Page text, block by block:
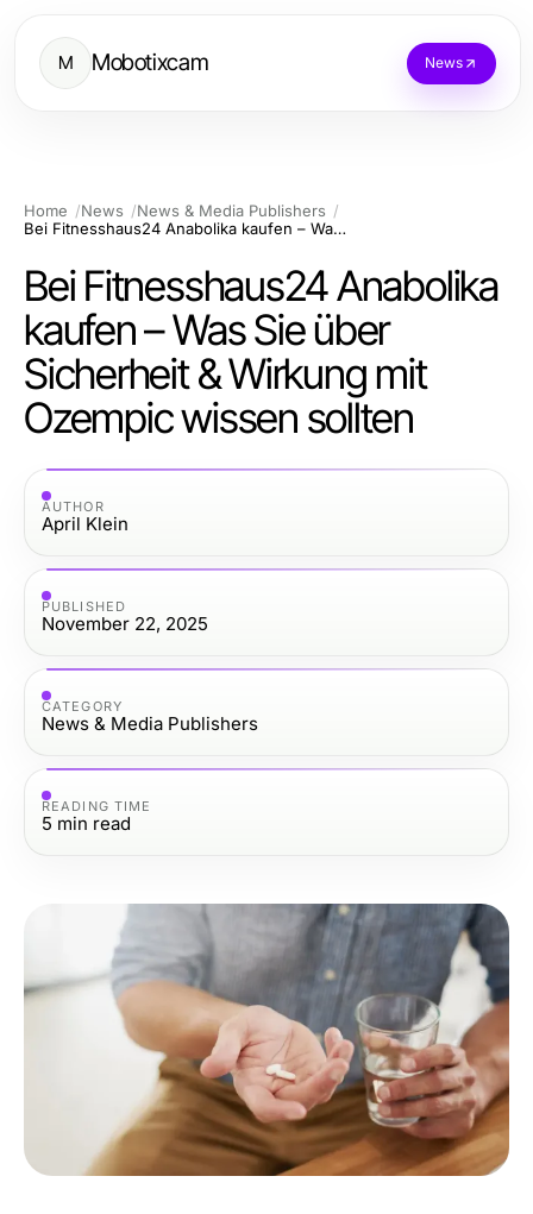
M Mobotixcam News
Home News
News & Media Publishers
Bei Fitnesshaus24 Anabolika kaufen – Was Sie über Sicherheit & Wirkung mit Ozempic wissen sollten
Bei Fitnesshaus24 Anabolika
kaufen – Was Sie über
Sicherheit & Wirkung mit
Ozempic wissen sollten
AUTHOR
April Klein
PUBLISHED
November 22, 2025
CATEGORY
News & Media Publishers
READING TIME
5 min read